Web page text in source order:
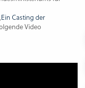
Ein Casting der
Video